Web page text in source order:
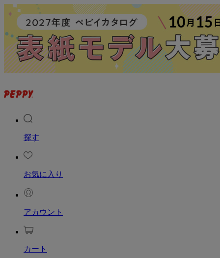
探す
お気に入り
アカウント
カート